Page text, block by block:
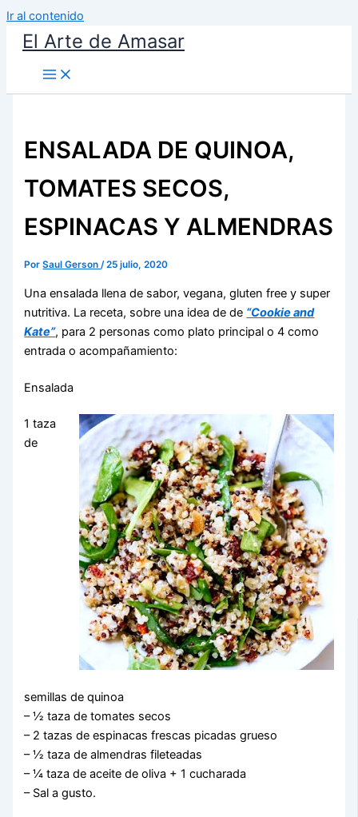
Ir al contenido
El Arte de Amasar
ENSALADA DE QUINOA,
TOMATES SECOS,
ESPINACAS Y ALMENDRAS
PorSaul Gerson/25 julio, 2020
Una ensalada llena de sabor, vegana, gluten free y super
nutritiva. La receta, sobre una idea de de “Cookie and
Kate”, para 2 personas como plato principal o 4 como
entrada o acompañamiento:
Ensalada
1 taza
de
semillas de quinoa
– ½ taza de tomates secos
– 2 tazas de espinacas frescas picadas grueso
– ½ taza de almendras fileteadas
– ¼ taza de aceite de oliva + 1 cucharada
– Sal a gusto.